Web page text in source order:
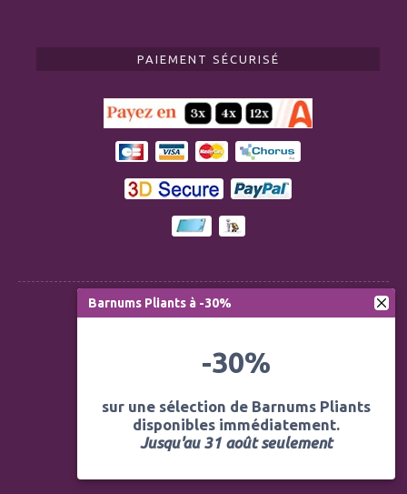
PAIEMENT SÉCURISÉ
Modération des avis
Politique de confidentialité
Barnums Pliants à -30%
-30%
sur une sélection de Barnums Pliants
disponibles immédiatement.
Jusqu'au 31 août seulement